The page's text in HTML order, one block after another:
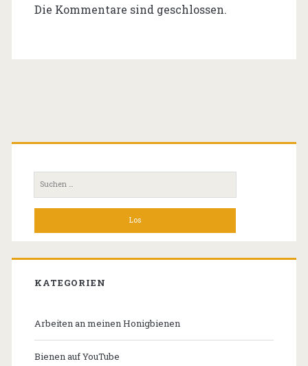
Die Kommentare sind geschlossen.
Primäre
Seitenleiste
Suchen
nach:
KATEGORIEN
Arbeiten an meinen Honigbienen
Bienen auf YouTube